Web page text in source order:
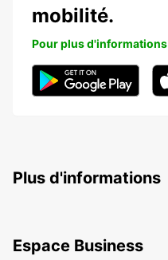
mobilité.
Pour plus d'informations
Plus d'informations
Espace Business